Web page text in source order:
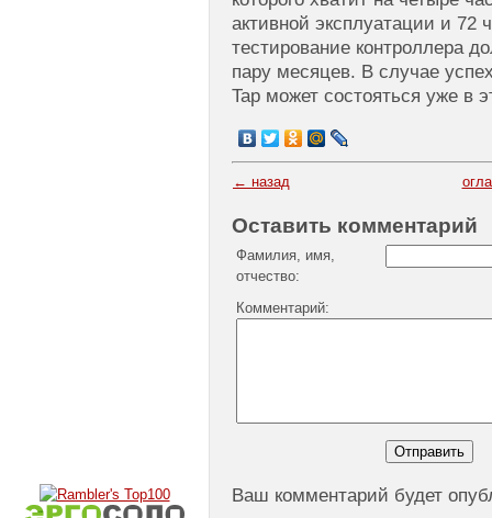
активной эксплуатации и
тестирование контроллера
пару месяцев. В случае
Tap может состояться уже в
← назад
Оставить комментарий
Фамилия, имя,
отчество:
Комментарий:
Ваш комментарий будет